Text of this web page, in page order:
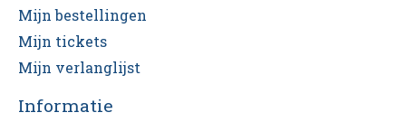
Mijn bestellingen
Mijn tickets
Mijn verlanglijst
Informatie